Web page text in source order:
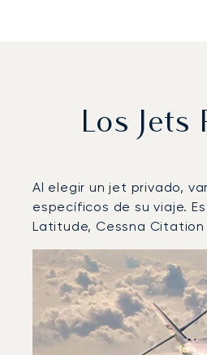
Los
Al elegir un jet privado,
específicos de su viaje.
Latitude, Cessna Citation
Aeropuerto de Estocolmo-
Foto de la aeronave
Asientos
Autonomía (km)